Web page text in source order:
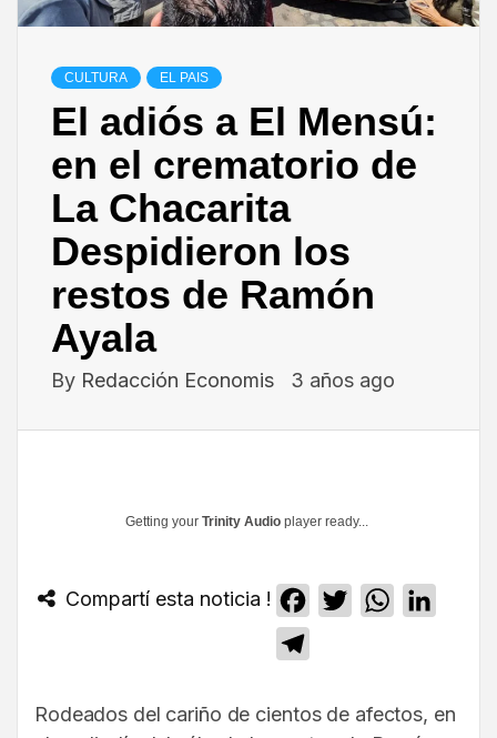
CULTURA EL PAIS
El adiós a El Mensú:
en el crematorio de
La Chacarita
Despidieron los
restos de Ramón
Ayala
By Redacción Economis 3 años ago
Getting your Trinity Audio player ready...
Compartí esta noticia ! Facebook
TwitterWhatsApp
Rodeados del cariño de cientos de afectos, en